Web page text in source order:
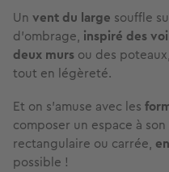
Un vent du large souffle
d’ombrage, inspiré des
deux murs ou des
tout en légèreté.
Et on s’amuse avec les
composer un espace à
rectangulaire ou carrée,
possible !